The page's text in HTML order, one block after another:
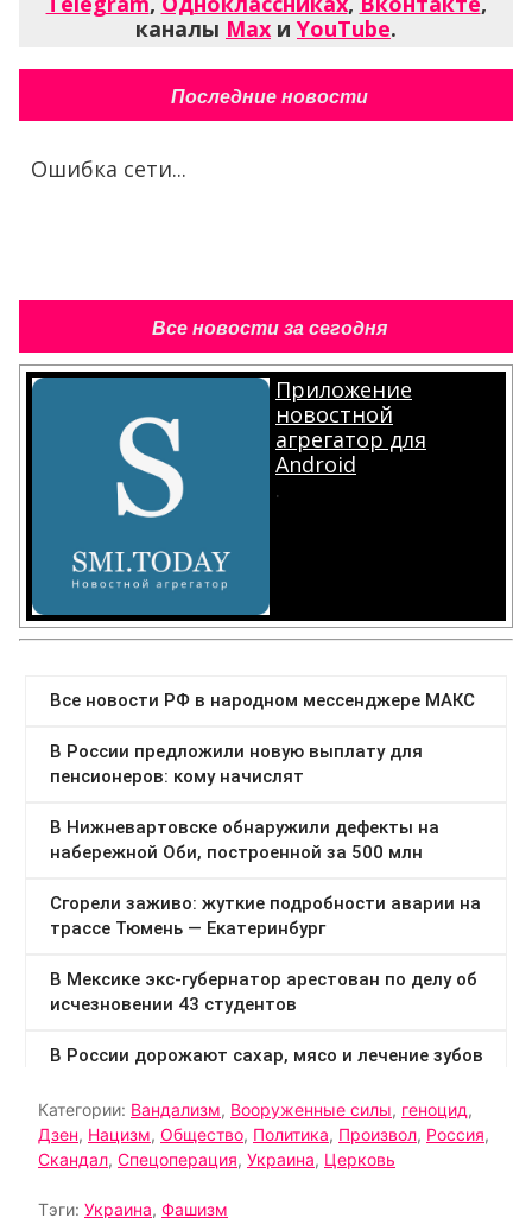
каналы Max и YouTube.
Последние новости
Ошибка сети...
Все новости за сегодня
Приложение
новостной
агрегатор для
Android
.
Категории: Вандализм, Вооруженные силы, геноцид,
Дзен, Нацизм, Общество, Политика, Произвол, Россия,
Скандал, Спецоперация, Украина, Церковь
Тэги: Украина, Фашизм